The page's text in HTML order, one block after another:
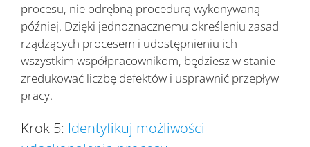
procesu, nie odrębną procedurą wykonywaną
później. Dzięki jednoznacznemu określeniu zasad
rządzących procesem i udostępnieniu ich
wszystkim współpracownikom, będziesz w stanie
zredukować liczbę defektów i usprawnić przepływ
pracy.
Krok 5: Identyfikuj możliwości